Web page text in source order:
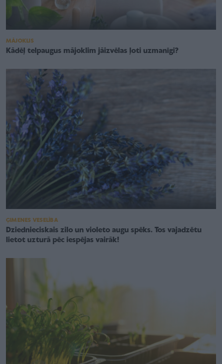
MĀJOKLIS
Kādēļ telpaugus mājoklim jāizvēlas ļoti uzmanīgi?
ĢIMENES VESELĪBA
Dziednieciskais zilo un violeto augu spēks. Tos vajadzētu
lietot uzturā pēc iespējas vairāk!